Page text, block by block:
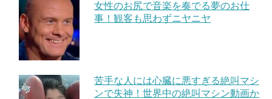
女性のお尻で音楽を奏でる夢のお仕
事！観客も思わずニヤニヤ
苦手な人には心臓に悪すぎる絶叫マシ
ンで失神！世界中の絶叫マシン動画か